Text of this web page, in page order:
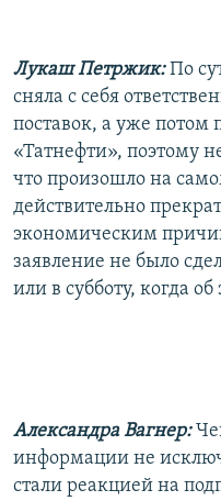
Лукаш Петржик:По
сняла с себя
поставок, а уже потом
«Татнефти», поэтому
что произошло на
действительно
экономическим
заявление не было
или в субботу, когда
Александра Вагнер:
информации не
стали реакцией на